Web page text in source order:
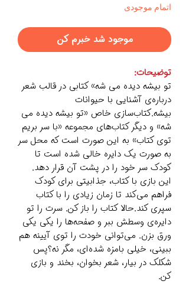
اتمام موجودی
موجود شد خبرم کن
توضیحات:
تو بیشه دیده می شه» کتابی در قالب شعر
درباره‌ی آشنایی با حیوانات
بیشه.کتاب‌سازی خاص «تو بیشه دیده می
شه» و دیگر کتاب‌های مجموعه «با سر بریم
توی کتاب» به این صورت است که محل سر
به صورت یک دایره خالی شده است تا
کودک سر خود را در پشت آن قرار دهد.
این بازی با کتاب، جذابیتی برای کودک
فراهم می‌کند تا زمان زیادی را با کتاب
سپری کند.حالا کتاب را باز کن. سرت را تو
دایره‌ی وسطش ببر و صفحه‌ها را یکی یکی
ورق بزن. می‌توانی خودت را توی آیینه هم
ببینی، خیلی بامزه شده‌ای، مگر نه؟پس
شکلک در بیار، شعر بخوان، بخند و بازی
کن.